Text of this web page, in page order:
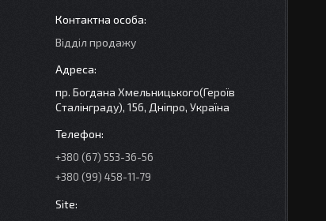
Відділ продажу
пр. Богдана Хмельницького(Героїв
Сталінграду), 156, Дніпро, Україна
+380 (67) 553-36-56
+380 (99) 458-11-79